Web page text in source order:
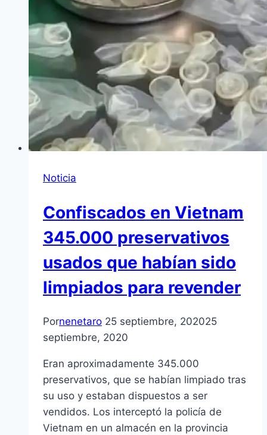
Noticia
Confiscados en Vietnam
345.000 preservativos
usados que habían sido
limpiados para revender
Pornenetaro 25 septiembre, 202025
septiembre, 2020
Eran aproximadamente 345.000
preservativos, que se habían limpiado tras
su uso y estaban dispuestos a ser
vendidos. Los interceptó la policía de
Vietnam en un almacén en la provincia